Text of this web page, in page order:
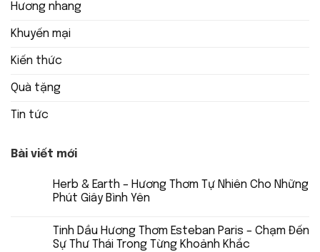
Hương nhang
Khuyến mại
Kiến thức
Quà tặng
Tin tức
Bài viết mới
Herb & Earth – Hương Thơm Tự Nhiên Cho Những
Phút Giây Bình Yên
Tinh Dầu Hương Thơm Esteban Paris – Chạm Đến
Sự Thư Thái Trong Từng Khoảnh Khắc